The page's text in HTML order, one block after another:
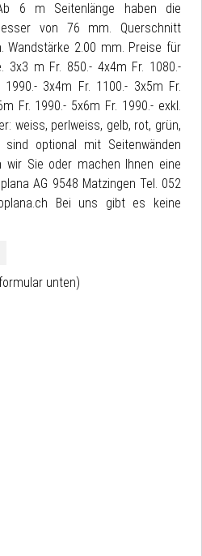
6 m Seitenlänge haben die
von 76 mm. Querschnitt
Wandstärke 2.00 mm. Preise für
3x3 m Fr. 850.- 4x4m Fr. 1080.-
3x4m Fr. 1100.- 3x5m Fr.
Fr. 1990.- 5x6m Fr. 1990.- exkl.
weiss, perlweiss, gelb, rot, grün,
optional mit Seitenwänden
wir Sie oder machen Ihnen eine
AG 9548 Matzingen Tel. 052
Bei uns gibt es keine
unten)